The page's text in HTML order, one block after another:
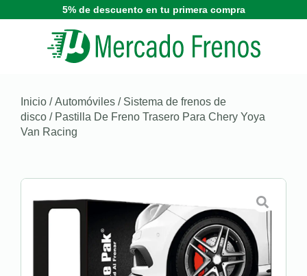
5% de descuento en tu primera compra
Inicio /Automóviles / Sistema de frenos de
disco / Pastilla De Freno Trasero Para Chery Yoya
Van Racing